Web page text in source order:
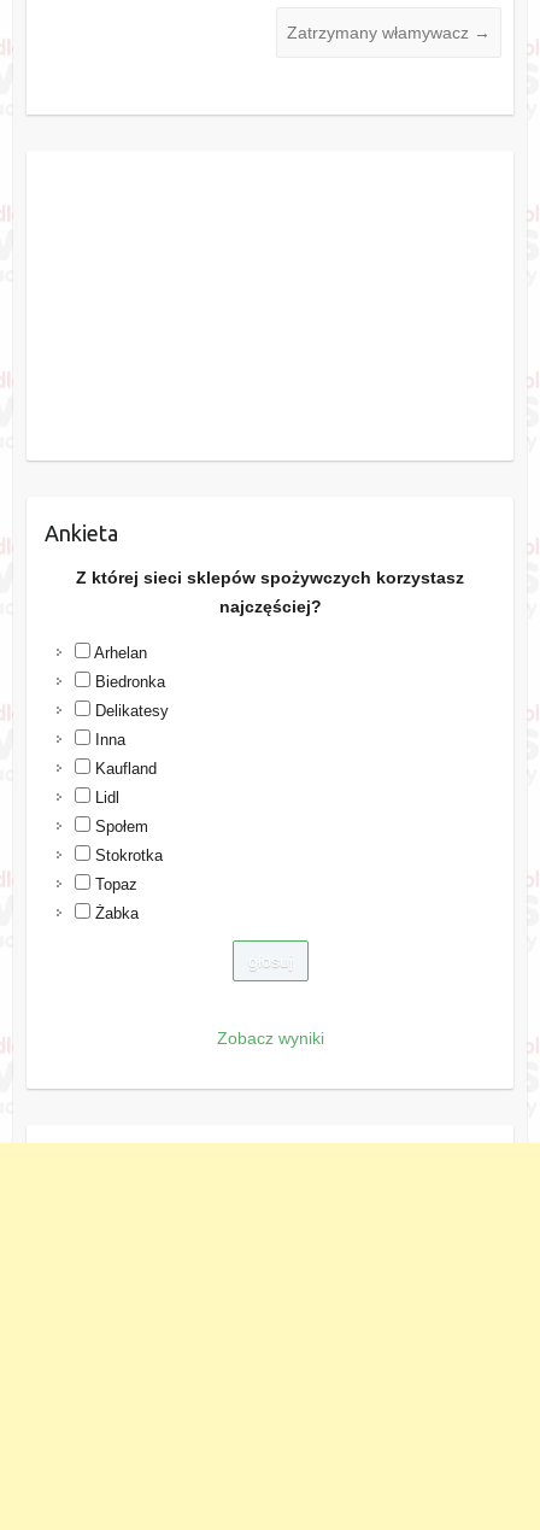
Zatrzymany włamywacz →
Ankieta
Z której sieci sklepów spożywczych korzystasz
najczęściej?
Arhelan
Biedronka
Delikatesy
Inna
Kaufland
Lidl
Społem
Stokrotka
Topaz
Żabka
Zobacz wyniki